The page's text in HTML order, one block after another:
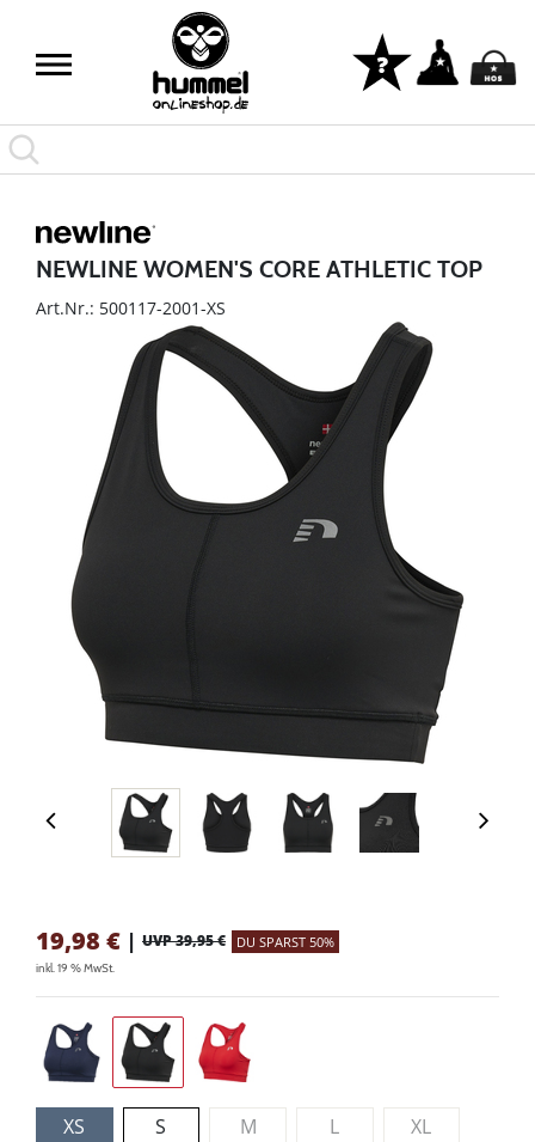
NEWLINE WOMEN'S CORE ATHLETIC TOP
Art.Nr.: 500117-2001-XS
19,98 € | UVP 39,95 € DU SPARST 50%
inkl. 19 % MwSt.
XS S M L XL